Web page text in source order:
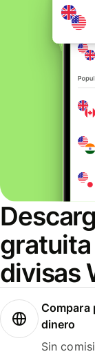
divisas
Compara
dinero
Sin